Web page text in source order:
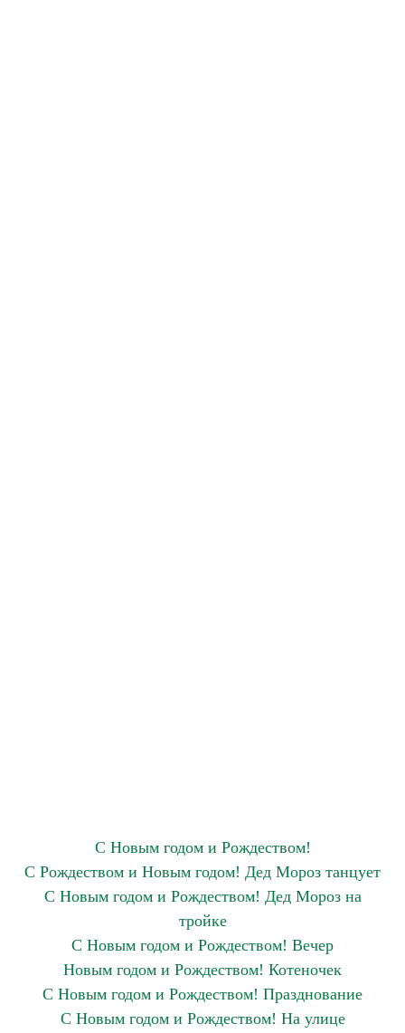
С Новым годом и Рождеством!
С Рождеством и Новым годом! Дед Мороз танцует
С Новым годом и Рождеством! Дед Мороз на
тройке
С Новым годом и Рождеством! Вечер
Новым годом и Рождеством! Котеночек
С Новым годом и Рождеством! Празднование
С Новым годом и Рождеством! На улице